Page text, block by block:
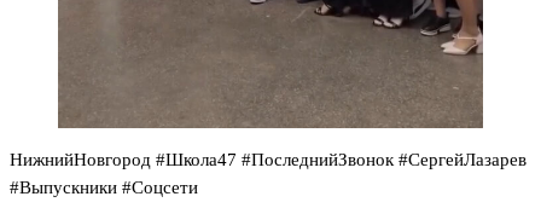
НижнийНовгород #Школа47 #ПоследнийЗвонок #СергейЛазарев
#Выпускники #Соцсети